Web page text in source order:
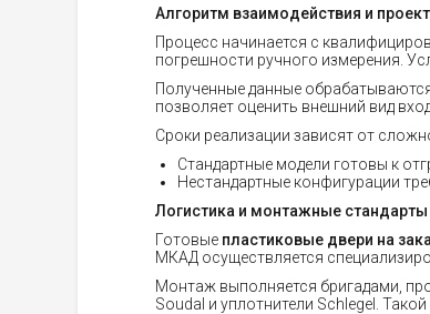
Алгоритм взаимодействия и
Процесс начинается с
погрешности ручного измерения.
Полученные данные
позволяет оценить внешний вид
Сроки реализации зависят от
Стандартные модели готовы к
Нестандартные конфигурации
Логистика и монтажные стандарты
Готовые пластиковые двери на
МКАД осуществляется
Монтаж выполняется бригадами,
Soudal и уплотнители Schlegel.